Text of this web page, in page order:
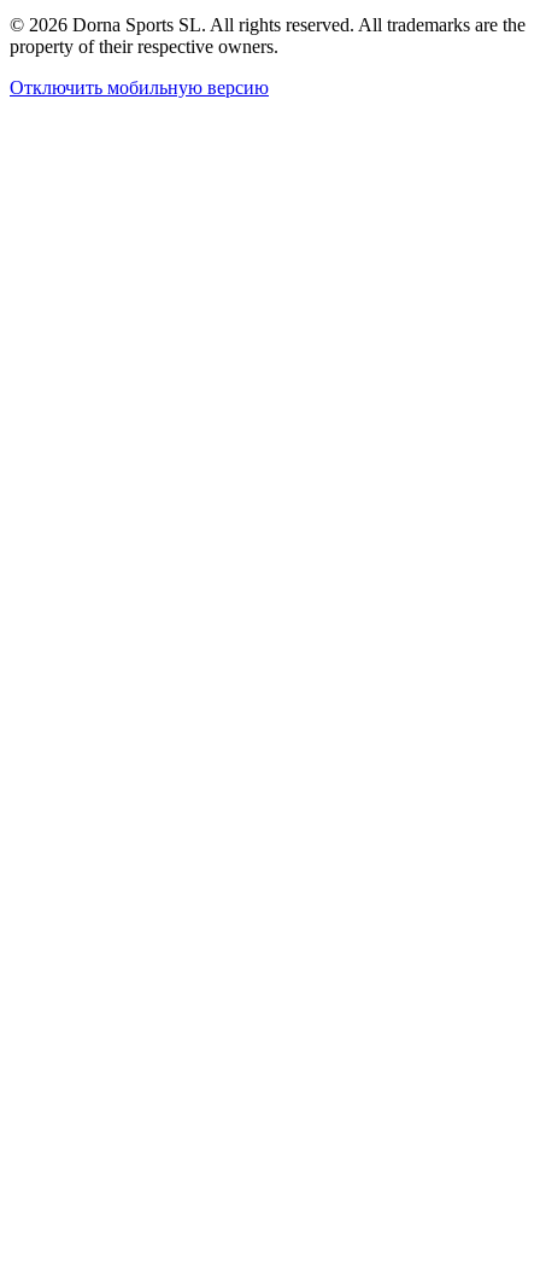
© 2026 Dorna Sports SL. All rights reserved. All trademarks are the
property of their respective owners.
Отключить мобильную версию